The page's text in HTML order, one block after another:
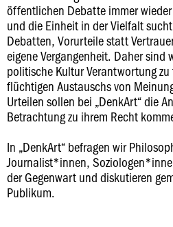
öffentlichen Debatte immer
und die Einheit in der Vielfalt
Debatten, Vorurteile statt
eigene Vergangenheit. Daher sind
politische Kultur Verantwortung
flüchtigen Austauschs von
Urteilen sollen bei „DenkArt“ die
Betrachtung zu ihrem Recht
In „DenkArt“ befragen wir
Journalist*innen,
der Gegenwart und diskutieren
Publikum.